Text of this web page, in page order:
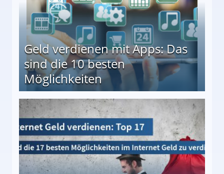
Geld verdienen mit Apps: Das
sind die 10 besten
Möglichkeiten
besten Möglichkeiten